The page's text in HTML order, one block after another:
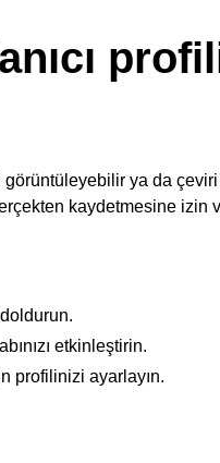
ya da
kaydetmesine izin
etkinleştirin.
profilinizi ayarlayın.